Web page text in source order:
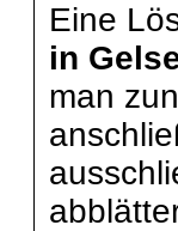
Eine
in
man